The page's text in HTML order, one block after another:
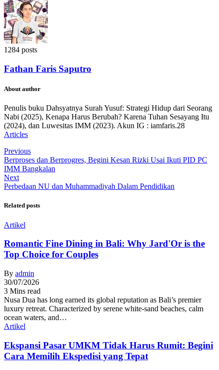
1284 posts
Fathan Faris Saputro
About author
Penulis buku Dahsyatnya Surah Yusuf: Strategi Hidup dari Seorang
Nabi (2025), Kenapa Harus Berubah? Karena Tuhan Sesayang Itu
(2024), dan Luwesitas IMM (2023). Akun IG : iamfaris.28
Articles
Previous
Berproses dan Berprogres, Begini Kesan Rizki Usai Ikuti PID PC
IMM Bangkalan
Next
Perbedaan NU dan Muhammadiyah Dalam Pendidikan
Related posts
Artikel
Romantic Fine Dining in Bali: Why Jard'Or is the
Top Choice for Couples
By admin
30/07/2026
3 Mins read
Nusa Dua has long earned its global reputation as Bali’s premier
luxury retreat. Characterized by serene white-sand beaches, calm
ocean waters, and…
Artikel
Ekspansi Pasar UMKM Tidak Harus Rumit: Begini
Cara Memilih Ekspedisi yang Tepat